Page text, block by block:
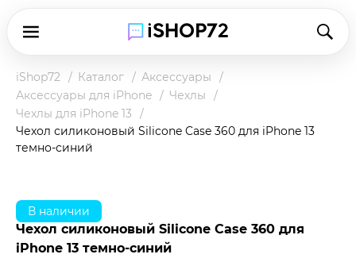
iShop72 Каталог
Аксессуары
Аксессуары для iPhone
Чехлы
Чехлы для iPhone 13
Чехол силиконовый Silicone Case 360 для iPhone 13
темно-синий
В наличии
Чехол силиконовый Silicone Case 360 для
iPhone 13 темно-синий